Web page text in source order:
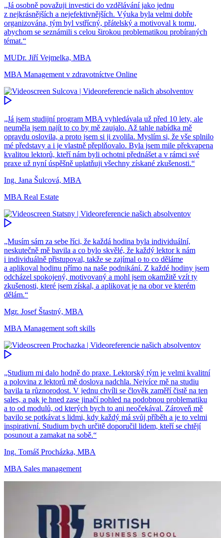
„Já osobně považuji investici do vzdělávání jako jednu
z nejkrásnějších a nejefektivnějších. Výuka byla velmi dobře
organizována, tým byl vstřícný, přátelský a motivoval k tomu,
abychom se seznámili s celou širokou problematikou probíraných
témat.“
MUDr. Jiří Vejmelka, MBA
MBA Management v zdravotníctve Online
„Já jsem studijní program MBA vyhledávala už před 10 lety, ale
neuměla jsem najít to co by mě zaujalo. Až tahle nabídka mě
opravdu oslovila, a proto jsem si ji zvolila. Myslím si, že vše splnilo
mé představy a i je vlastně přeplňovalo. Byla jsem mile překvapena
kvalitou lektorů, kteří nám byli ochotni přednášet a v rámci své
praxe už nyní úspěšně uplatňuji všechny získané zkušenosti.“
Ing. Jana Šulcová, MBA
MBA Real Estate
„Musím sám za sebe říci, že každá hodina byla individuální,
neskutečně mě bavila a co bylo skvělé, že každý lektor k nám
i individuálně přistupoval, takže se zajímal o to co děláme
a aplikoval hodinu přímo na naše podnikání. Z každé hodiny jsem
odcházel spokojený, motivovaný a mohl jsem okamžitě vzít ty
zkušenosti, které jsem získal, a aplikovat je na obor ve kterém
dělám.“
Mgr. Josef Štastný, MBA
MBA Management soft skills
„Studium mi dalo hodně do praxe. Lektorský tým je velmi kvalitní
a polovina z lektorů mě doslova nadchla. Nejvíce mě na studiu
bavila ta různorodost. V jednu chvíli se člověk zaměří čistě na ten
sales, a pak je hned zase jinačí pohled na podobnou problematiku
a to od modulů, od kterých bych to ani neočekával. Zároveň mě
bavilo se potkávat s lidmi, kdy každý má svůj příběh a je to velmi
inspirativní. Studium bych určitě doporučil lidem, kteří se chtějí
posunout a zamakat na sobě.“
Ing. Tomáš Procházka, MBA
MBA Sales management